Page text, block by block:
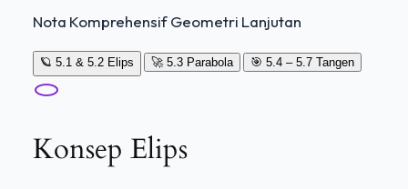
Nota Komprehensif Geometri Lanjutan
🪐 5.1 & 5.2 Elips 🚀 5.3 Parabola 🎯 5.4 – 5.7 Tangen
Konsep Elips